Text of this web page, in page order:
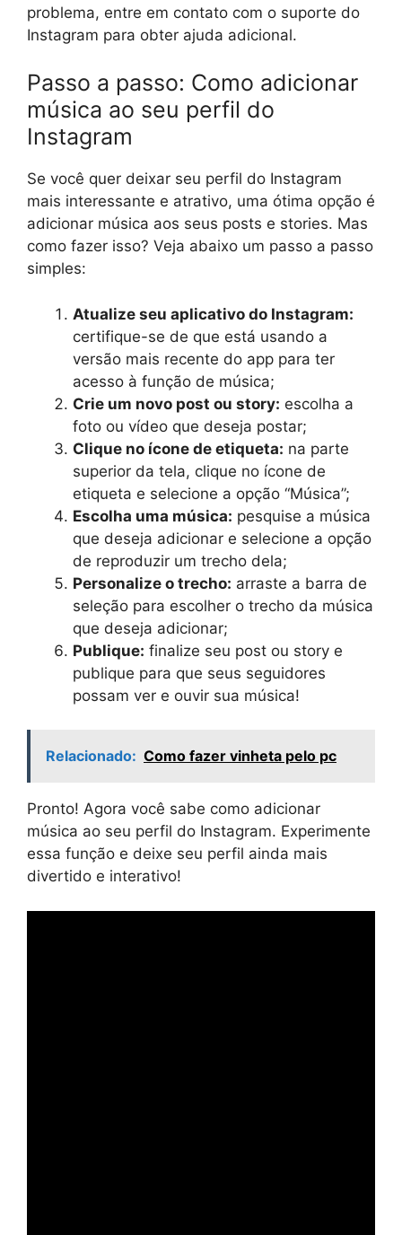
problema, entre em contato com o suporte do
Instagram para obter ajuda adicional.
Passo a passo: Como adicionar
música ao seu perfil do
Instagram
Se você quer deixar seu perfil do Instagram
mais interessante e atrativo, uma ótima opção é
adicionar música aos seus posts e stories. Mas
como fazer isso? Veja abaixo um passo a passo
simples:
Atualize seu aplicativo do Instagram:
certifique-se de que está usando a
versão mais recente do app para ter
acesso à função de música;
Crie um novo post ou story: escolha a
foto ou vídeo que deseja postar;
Clique no ícone de etiqueta: na parte
superior da tela, clique no ícone de
etiqueta e selecione a opção “Música”;
Escolha uma música: pesquise a música
que deseja adicionar e selecione a opção
de reproduzir um trecho dela;
Personalize o trecho: arraste a barra de
seleção para escolher o trecho da música
que deseja adicionar;
Publique: finalize seu post ou story e
publique para que seus seguidores
possam ver e ouvir sua música!
Relacionado: Como fazer vinheta pelo pc
Pronto! Agora você sabe como adicionar
música ao seu perfil do Instagram. Experimente
essa função e deixe seu perfil ainda mais
divertido e interativo!